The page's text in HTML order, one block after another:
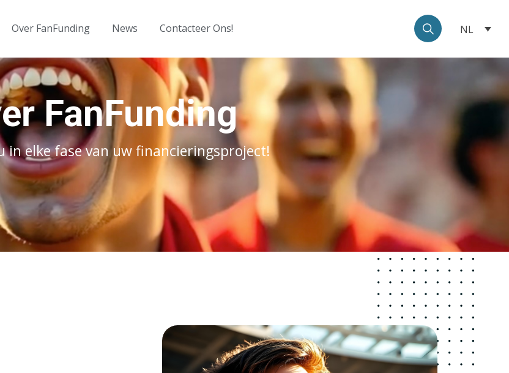
Over FanFunding News Contacteer Ons! NL
FanFunding
in elke fase van uw financieringsproject!